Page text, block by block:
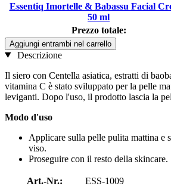
Essentiq Imortelle & Babassu Facial
50 ml
Prezzo totale:
Aggiungi entrambi nel carrello
Descrizione
Il siero con Centella asiatica, estratti di
vitamina C è stato sviluppato per la pelle
leviganti. Dopo l'uso, il prodotto lascia la
Modo d'uso
Applicare sulla pelle pulita mattina e
viso.
Proseguire con il resto della skincare.
Art.-Nr.: ESS-1009